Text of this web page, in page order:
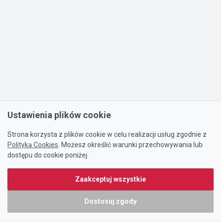
Ustawienia plików cookie
Strona korzysta z plików cookie w celu realizacji usług zgodnie z
Polityką Cookies . Możesz określić warunki przechowywania lub
dostępu do cookie poniżej.
Zaakceptuj wszystkie
Dostosuj zgody